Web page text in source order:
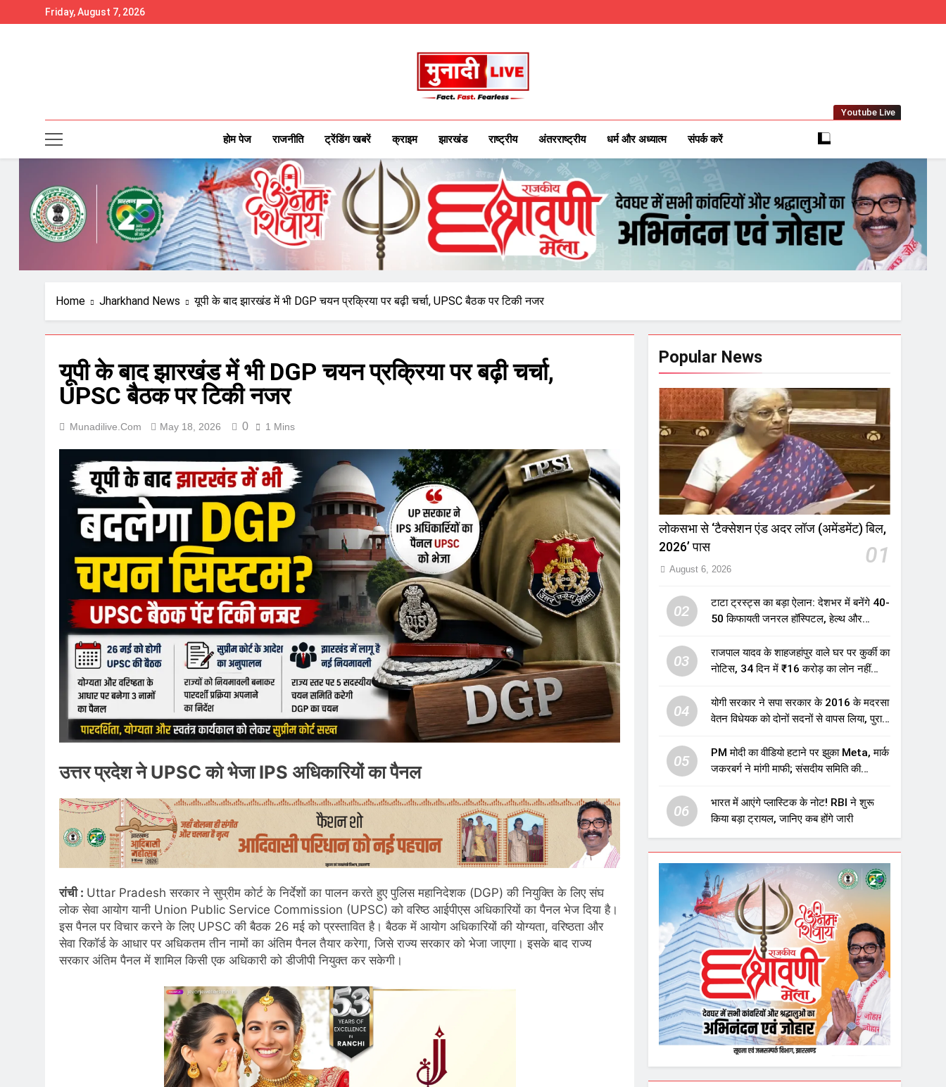
to
Friday, August 7, 2026
Munadilive.com
Munadi Live – Jharkhand's Leading Local News Network
Youtube Live
होम पेज राजनीति ट्रेंडिंग खबरें क्राइम झारखंड राष्ट्रीय अंतरराष्ट्रीय धर्म और अध्यात्म संपर्क करें
Home Jharkhand News यूपी के बाद झारखंड में भी DGP चयन प्रक्रिया पर बढ़ी चर्चा, UPSC बैठक पर टिकी नजर
यूपी के बाद झारखंड में भी DGP चयन प्रक्रिया पर बढ़ी चर्चा,
UPSC बैठक पर टिकी नजर
Munadilive.com May 18, 2026 0 1 Mins
उत्तर प्रदेश ने UPSC को भेजा IPS अधिकारियों का पैनल
रांची : Uttar Pradesh सरकार ने सुप्रीम कोर्ट के निर्देशों का पालन करते हुए पुलिस महानिदेशक (DGP) की नियुक्ति के लिए संघ
लोक सेवा आयोग यानी Union Public Service Commission (UPSC) को वरिष्ठ आईपीएस अधिकारियों का पैनल भेज दिया है।
इस पैनल पर विचार करने के लिए UPSC की बैठक 26 मई को प्रस्तावित है। बैठक में आयोग अधिकारियों की योग्यता, वरिष्ठता और
सेवा रिकॉर्ड के आधार पर अधिकतम तीन नामों का अंतिम पैनल तैयार करेगा, जिसे राज्य सरकार को भेजा जाएगा। इसके बाद राज्य
सरकार अंतिम पैनल में शामिल किसी एक अधिकारी को डीजीपी नियुक्त कर सकेगी।
Popular News
लोकसभा से ‘टैक्सेशन एंड अदर लॉज (अमेंडमेंट) बिल,
2026’ पास
01
August 6, 2026
02
टाटा ट्रस्ट्स का बड़ा ऐलान: देशभर में बनेंगे 40-
50 किफायती जनरल हॉस्पिटल, हेल्थ और
03
राजपाल यादव के शाहजहांपुर वाले घर पर कुर्की का
नोटिस, 34 दिन में ₹16 करोड़ का लोन नहीं
04
योगी सरकार ने सपा सरकार के 2016 के मदरसा
वेतन विधेयक को दोनों सदनों से वापस लिया, पुराने
उठाए सवाल
05
PM मोदी का वीडियो हटाने पर झुका Meta, मार्क
जकरबर्ग ने मांगी माफी; संसदीय समिति की
06
भारत में आएंगे प्लास्टिक के नोट! RBI ने शुरू
किया बड़ा ट्रायल, जानिए कब होंगे जारी